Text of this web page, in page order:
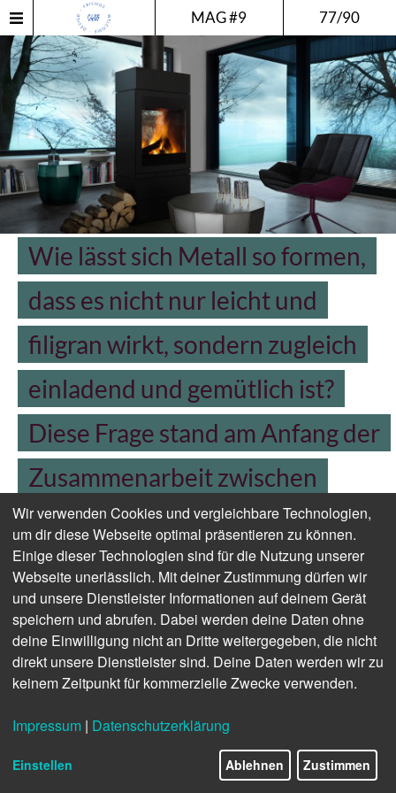
MAG #9 77/90
Wie lässt sich Metall so formen,
dass es nicht nur leicht und
filigran wirkt, sondern zugleich
einladend und gemütlich ist?
Diese Frage stand am Anfang der
Zusammenarbeit zwischen
mūller und Studio Faubel. Aus
einem offenen Dialog entstand
Schritt für Schritt ein Entwurf, der
die handwerkliche Expertise der
Augsburger Manufaktur spürbar
macht und zugleich
gestalterische Haltung zeigt: der
Wir verwenden Cookies und vergleichbare Technologien,
um dir diese Webseite optimal präsentieren zu können.
Einige dieser Technologien sind für die Nutzung unserer
Webseite unerlässlich. Mit deiner Zustimmung dürfen wir
und unsere Dienstleister Informationen auf deinem Gerät
speichern und abrufen. Dabei werden deine Daten ohne
deine Einwilligung nicht an Dritte weitergegeben, die nicht
direkt unsere Dienstleister sind. Deine Daten werden wir zu
keinem Zeitpunkt für kommerzielle Zwecke verwenden.
Impressum | Datenschutzerklärung
Einstellen Ablehnen Zustimmen